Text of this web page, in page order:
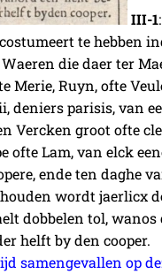
III-1
te hebben
die daer ter
Merie, Ruyn, ofte
deniers parisis, van
Vercken groot ofte
ofte Lam, van elck
ende ten daghe
wordt jaerlicx
dobbelen tol,
helft by den cooper.
samengevallen op